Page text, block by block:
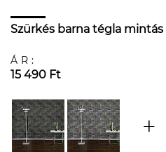
Szürkés barna tégla
ÁR:
15 490 Ft